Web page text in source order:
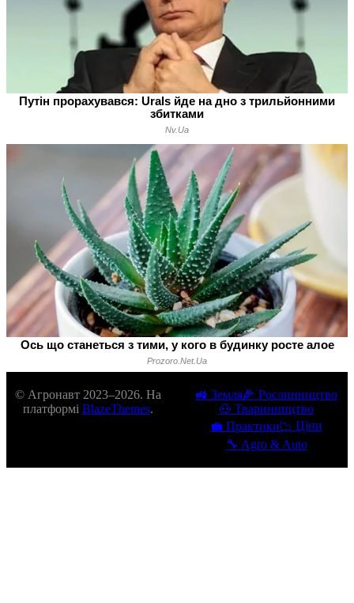
© Агронавт 2023–2026. На
платформі BlazeThemes.
🚜 Земля🌽 Рослинництво
🐽 Тваринництво
💼 Практики📉 Ціни
🔧 Agro & Auto